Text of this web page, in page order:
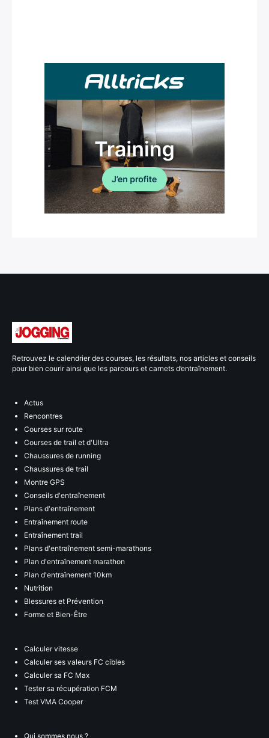
Retrouvez le calendrier des courses, les résultats, nos articles et conseils
pour bien courir ainsi que les parcours et carnets d’entraînement.
Actus
Rencontres
Courses sur route
Courses de trail et d'Ultra
Chaussures de running
Chaussures de trail
Montre GPS
Conseils d'entraînement
Plans d'entraînement
Entraînement route
Entraînement trail
Plans d'entraînement semi-marathons
Plan d'entraînement marathon
Plan d'entraînement 10km
Nutrition
Blessures et Prévention
Forme et Bien-Être
Calculer vitesse
Calculer ses valeurs FC cibles
Calculer sa FC Max
Tester sa récupération FCM
Test VMA Cooper
Qui sommes nous ?